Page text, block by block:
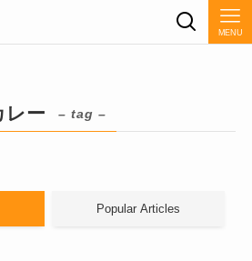
MENU
レー – tag –
Popular Articles